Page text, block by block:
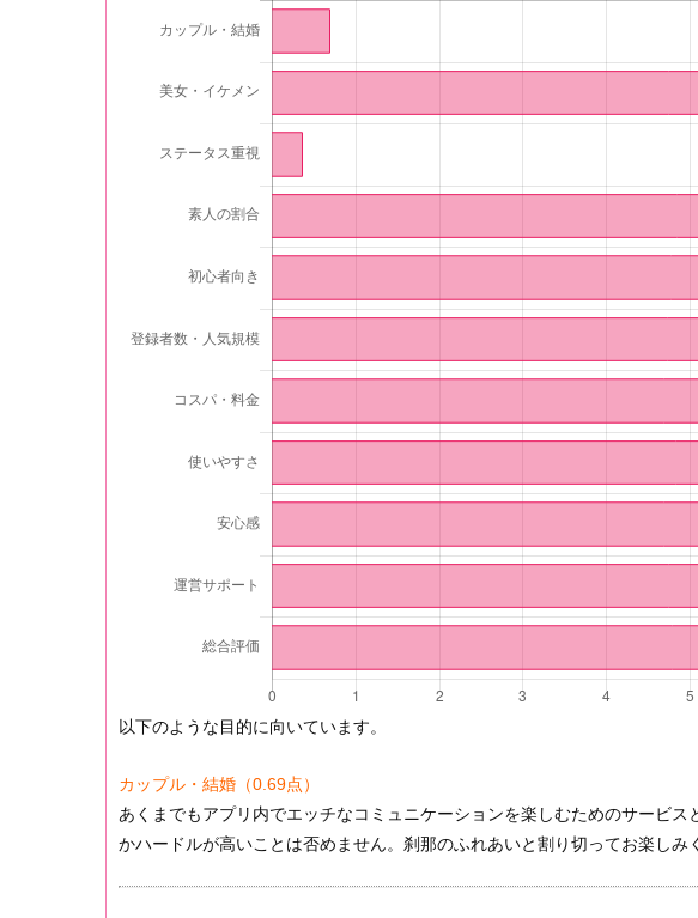
以下のような目的に向いています。
カップル・結婚 （0.69点）
あくまでもアプリ内でエッチなコミュニケーションを楽しむためのサービ
かハードルが高いことは否めません。刹那のふれあいと割り切ってお楽しみ